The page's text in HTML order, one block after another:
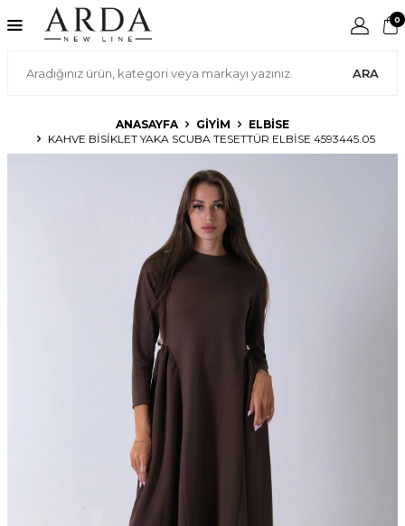
ARA
0
ANASAYFA GIYIM
ELBISE
KAHVE BISIKLET YAKA SCUBA TESETTÜR ELBISE 4593445.05